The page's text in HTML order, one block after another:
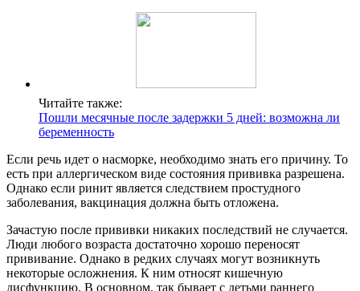
Читайте также:
Пошли месячные после задержки 5 дней: возможна ли
беременность
Если речь идет о насморке, необходимо знать его причину. То
есть при аллергическом виде состояния прививка разрешена.
Однако если ринит является следствием простудного
заболевания, вакцинация должна быть отложена.
Зачастую после прививки никаких последствий не случается.
Люди любого возраста достаточно хорошо переносят
прививание. Однако в редких случаях могут возникнуть
некоторые осложнения. К ним относят кишечную
дисфункцию. В основном, так бывает с детьми раннего